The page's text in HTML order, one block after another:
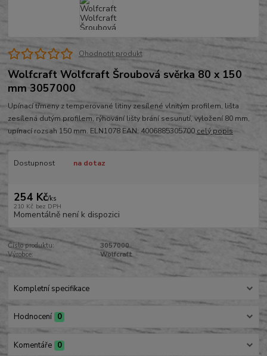
Ohodnotit produkt
Wolfcraft Wolfcraft Šroubová svěrka 80 x 150
mm 3057000
Upínací třmeny z temperované litiny zesílené vlnitým profilem, lišta
zesílená dutým profilem, rýhování lišty brání sesunutí, vyložení 80 mm,
upínací rozsah 150 mm. ELN1078 EAN: 4006885305700celý popis
Dostupnost na dotaz
254 Kč/ks
210 Kč bez DPH
Momentálně není k dispozici
Číslo produktu:
3057000
Výrobce:
Wolfcraft
Kompletní specifikace
Hodnocení 0
Komentáře 0